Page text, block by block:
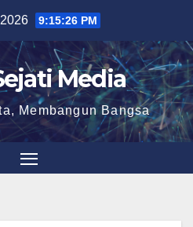
9:15:27 PM
Media
Membangun Bangsa